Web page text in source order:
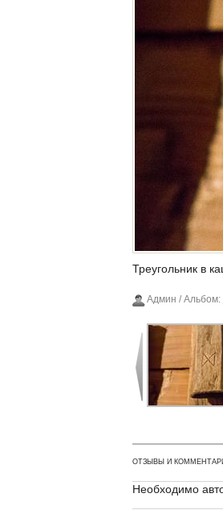
Треугольник в
Админ / Альбом:
ОТЗЫВЫ И
Необходимо